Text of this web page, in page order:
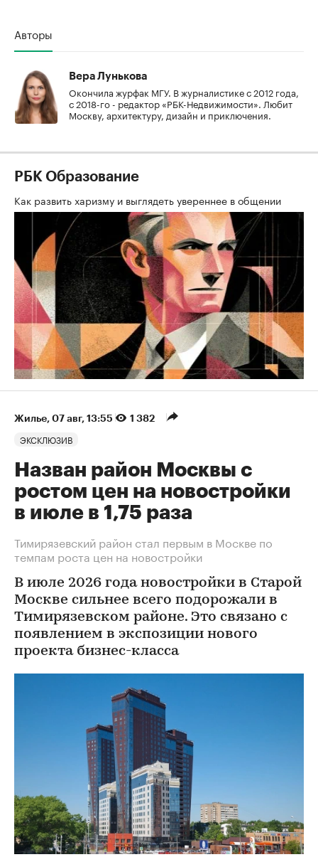
Авторы
Вера Лунькова
Окончила журфак МГУ. В журналистике с 2012 года,
с 2018-го - редактор «РБК-Недвижимости». Любит
Москву, архитектуру, дизайн и приключения.
РБК Образование
Как развить харизму и выглядеть увереннее в общении
Жилье 07 авг, 13:55 1 382
ЭКСКЛЮЗИВ
Назван район Москвы с
ростом цен на новостройки
в июле в 1,75 раза
Тимирязевский район стал первым в Москве по
темпам роста цен на новостройки
В июле 2026 года новостройки в Старой
Москве сильнее всего подорожали в
Тимирязевском районе. Это связано с
появлением в экспозиции нового
проекта бизнес-класса